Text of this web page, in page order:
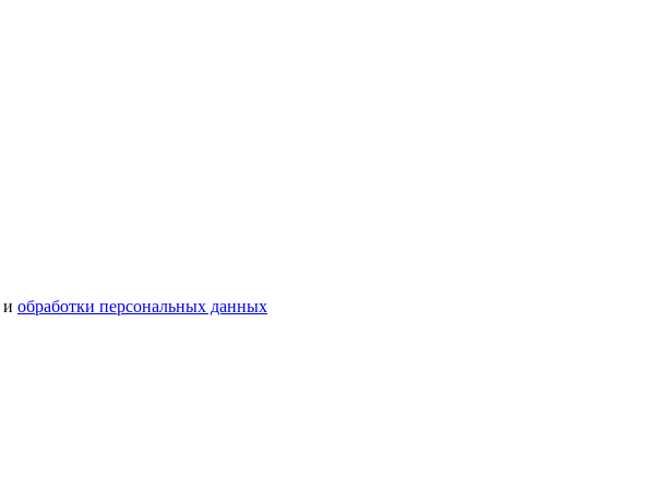
и обработки персональных данных